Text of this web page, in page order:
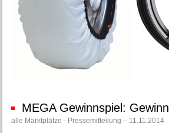
MEGA Gewinnspiel:
alle Marktplätze - Pressemitteilung – 11.11.2014